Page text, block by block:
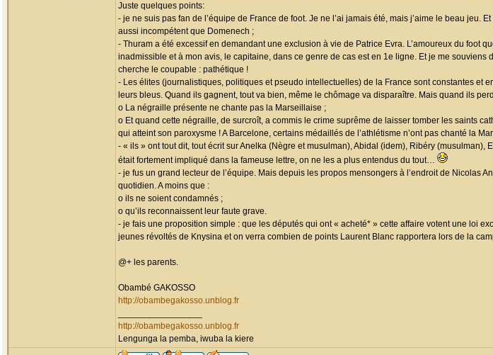
Juste quelques points:
- je ne suis pas fan de l’équipe de France de foot. Je ne l’ai jamais été, mais j’aime le beau jeu.
aussi incompétent que Domenech ;
- Thuram a été excessif en demandant une exclusion à vie de Patrice Evra. L’amoureux du foot
inadmissible et à mon avis, le capitaine, dans ce genre de cas est en 1e ligne. Et je me
cherche le coupable : pathétique !
- Les élites (journalistiques, politiques et pseudo intellectuelles) de la France sont constantes et
leurs bleus. Quand ils gagnent, tout va bien, même le chômage va disparaître. Mais quand ils
o La négraille présente ne chante pas la Marseillaise ;
o Et quand cette négraille, de surcroît, a commis le crime suprême de laisser tomber les saints
qui atteint son paroxysme ! A Barcelone, certains médaillés de l’athlétisme n’ont pas chanté la
- « ils » ont tout dit, tout écrit sur Anelka (Nègre et musulman), Abidal (idem), Ribéry (musulman),
était fortement impliqué dans la fameuse lettre, on ne les a plus entendus du tout…
- je fus un grand lecteur de l’équipe. Mais depuis les propos mensongers à l’endroit de Nicolas
quotidien. A moins que :
o ils ne soient condamnés ;
o qu’ils reconnaissent leur faute grave.
- je fais une proposition simple : que les députés qui ont « acheté* » cette affaire votent une loi
jeunes révoltés de Knysina et on verra combien de points Laurent Blanc rapportera lors de la
@+ les parents.
Obambé GAKOSSO
http://obambegakosso.unblog.fr
http://obambegakosso.unblog.fr
Lengunga la pemba, iwuba la kiere